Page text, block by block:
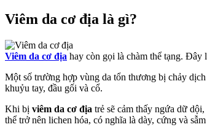
Viêm da cơ địa là gì?
Viêm da cơ địa hay còn gọi là chàm thể tạng. Đây
Một số trường hợp vùng da tổn thương bị chảy
khuỷu tay, đầu gối và cổ.
Khi bị viêm da cơ địa trẻ sẽ cảm thấy ngứa dữ
thể trở nên lichen hóa, có nghĩa là dày, cứng và